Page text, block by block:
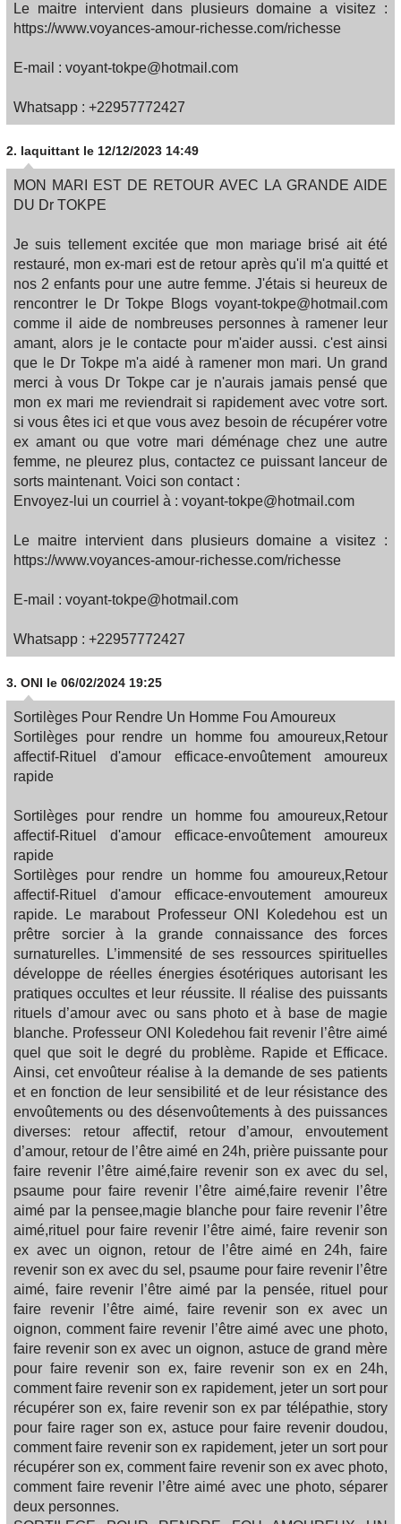
Le maitre intervient dans plusieurs domaine a visitez :
https://www.voyances-amour-richesse.com/richesse
E-mail : voyant-tokpe@hotmail.com
Whatsapp : +22957772427
2. laquittant le 12/12/2023 14:49
MON MARI EST DE RETOUR AVEC LA GRANDE AIDE
DU Dr TOKPE
Je suis tellement excitée que mon mariage brisé ait été
restauré, mon ex-mari est de retour après qu'il m'a quitté et
nos 2 enfants pour une autre femme. J'étais si heureux de
rencontrer le Dr Tokpe Blogs voyant-tokpe@hotmail.com
comme il aide de nombreuses personnes à ramener leur
amant, alors je le contacte pour m'aider aussi. c'est ainsi
que le Dr Tokpe m'a aidé à ramener mon mari. Un grand
merci à vous Dr Tokpe car je n'aurais jamais pensé que
mon ex mari me reviendrait si rapidement avec votre sort.
si vous êtes ici et que vous avez besoin de récupérer votre
ex amant ou que votre mari déménage chez une autre
femme, ne pleurez plus, contactez ce puissant lanceur de
sorts maintenant. Voici son contact :
Envoyez-lui un courriel à : voyant-tokpe@hotmail.com
Le maitre intervient dans plusieurs domaine a visitez :
https://www.voyances-amour-richesse.com/richesse
E-mail : voyant-tokpe@hotmail.com
Whatsapp : +22957772427
3. ONI le 06/02/2024 19:25
Sortilèges Pour Rendre Un Homme Fou Amoureux
Sortilèges pour rendre un homme fou amoureux,Retour
affectif-Rituel d'amour efficace-envoûtement amoureux
rapide
Sortilèges pour rendre un homme fou amoureux,Retour
affectif-Rituel d'amour efficace-envoûtement amoureux
rapide
Sortilèges pour rendre un homme fou amoureux,Retour
affectif-Rituel d'amour efficace-envoutement amoureux
rapide. Le marabout Professeur ONI Koledehou est un
prêtre sorcier à la grande connaissance des forces
surnaturelles. L’immensité de ses ressources spirituelles
développe de réelles énergies ésotériques autorisant les
pratiques occultes et leur réussite. Il réalise des puissants
rituels d’amour avec ou sans photo et à base de magie
blanche. Professeur ONI Koledehou fait revenir l’être aimé
quel que soit le degré du problème. Rapide et Efficace.
Ainsi, cet envoûteur réalise à la demande de ses patients
et en fonction de leur sensibilité et de leur résistance des
envoûtements ou des désenvoûtements à des puissances
diverses: retour affectif, retour d’amour, envoutement
d’amour, retour de l’être aimé en 24h, prière puissante pour
faire revenir l’être aimé,faire revenir son ex avec du sel,
psaume pour faire revenir l’être aimé,faire revenir l’être
aimé par la pensee,magie blanche pour faire revenir l’être
aimé,rituel pour faire revenir l’être aimé, faire revenir son
ex avec un oignon, retour de l’être aimé en 24h, faire
revenir son ex avec du sel, psaume pour faire revenir l’être
aimé, faire revenir l’être aimé par la pensée, rituel pour
faire revenir l’être aimé, faire revenir son ex avec un
oignon, comment faire revenir l’être aimé avec une photo,
faire revenir son ex avec un oignon, astuce de grand mère
pour faire revenir son ex, faire revenir son ex en 24h,
comment faire revenir son ex rapidement, jeter un sort pour
récupérer son ex, faire revenir son ex par télépathie, story
pour faire rager son ex, astuce pour faire revenir doudou,
comment faire revenir son ex rapidement, jeter un sort pour
récupérer son ex, comment faire revenir son ex avec photo,
comment faire revenir l’être aimé avec une photo, séparer
deux personnes.